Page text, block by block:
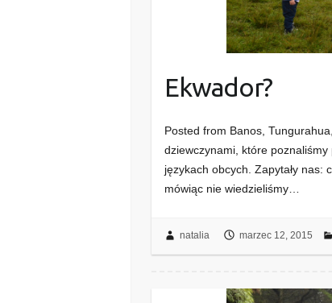
Ekwador?
Posted from Banos,
dziewczynami, które
językach obcych. Zapytały nas:
mówiąc nie wiedzieliśmy…
natalia marzec 12, 2015